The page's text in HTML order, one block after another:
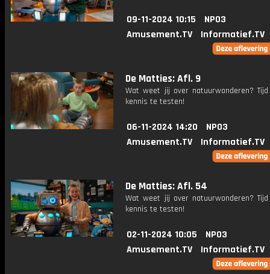
09-11-2024 10:15
NPO3
Amusement.TV
Informatief.TV
De Matties: Afl. 9
Wat weet jij over natuurwonderen?
kennis te testen!
06-11-2024 14:20
NPO3
Amusement.TV
Informatief.TV
De Matties: Afl. 54
Wat weet jij over natuurwonderen?
kennis te testen!
02-11-2024 10:05
NPO3
Amusement.TV
Informatief.TV